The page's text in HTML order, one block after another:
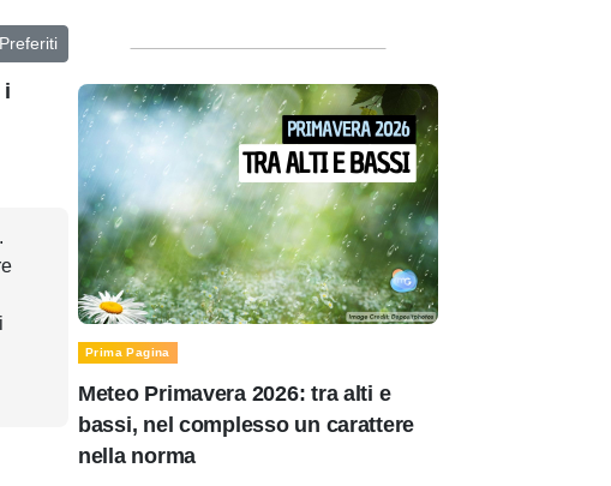
i
Prima Pagina
Meteo Primavera 2026: tra alti e
bassi, nel complesso un carattere
nella norma